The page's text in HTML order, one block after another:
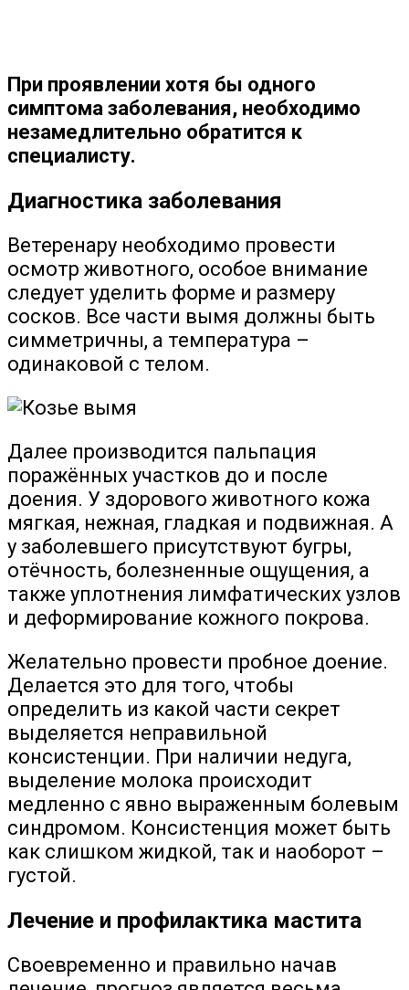
При проявлении хотя бы одного
симптома заболевания, необходимо
незамедлительно обратится к
специалисту.
Диагностика заболевания
Ветеренару необходимо провести
осмотр животного, особое внимание
следует уделить форме и размеру
сосков. Все части вымя должны быть
симметричны, а температура –
одинаковой с телом.
Далее производится пальпация
поражённых участков до и после
доения. У здорового животного кожа
мягкая, нежная, гладкая и подвижная. А
у заболевшего присутствуют бугры,
отёчность, болезненные ощущения, а
также уплотнения лимфатических узлов
и деформирование кожного покрова.
Желательно провести пробное доение.
Делается это для того, чтобы
определить из какой части секрет
выделяется неправильной
консистенции. При наличии недуга,
выделение молока происходит
медленно с явно выраженным болевым
синдромом. Консистенция может быть
как слишком жидкой, так и наоборот –
густой.
Лечение и профилактика мастита
Своевременно и правильно начав